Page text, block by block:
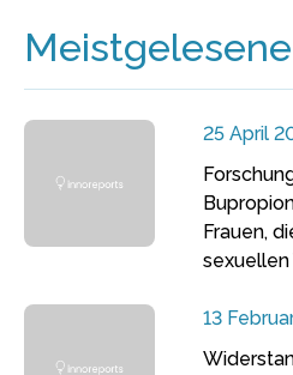
25 April
Frauen,
13